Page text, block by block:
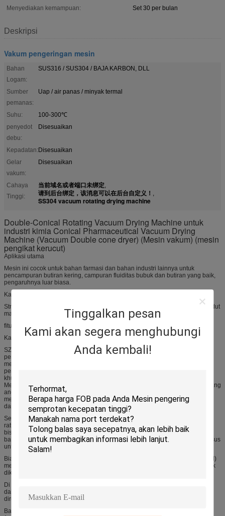
Tinggalkan pesan
Kami akan segera menghubungi
Anda kembali!
Menyediakan kemampuan:
Set 30 per bulan
Deskripsi
Vakum pengeringan mesin
Bahan
Logam:
SUS316 / SUS304 / BAJA KARBON, DLL
Sumber
pemanas:
Uap / air panas / minyak termal
Suhu:
100-300℃
penyedot
debu:
Disesuaikan
Kepadatan:Disesuaikan
Gelar
vakum:
Disesuaikan
Cahaya
Tinggi:
当前域名或者端口未绑定,
请到后台绑定，该消息可以在后台自定义！ ,
SS304 vacuum rotating drying machine
Double-Conical Rotating Vacuum Drying Machine untuk
industri kimia Conical Pharmaceutical Vacuum Drying
Machine (Vacuum Double cone dryer) (Mesin vakum) (mesin
pengikat kerucut)
Aplikasi utama
Mesin ini cocok untuk bahan farmasi dan bahan industri lainnya untuk
pencampuran butiran kering, campuran fluiditas bubuk dan butiran yang baik,
pengaruhnya luar biasa.
Karakteristik
Struktur unik pencampuran barel, efisiensi pencampuran tinggi, tidak ada sudut
mati, pencampuran seragam.
fitur
Kata pengantar
SZG Series Conical Vacuum Dryer adalah generasi baru perangkat
pengeringan yang dikembangkan oleh perusahaan kami atas dasar
menggabungkan teknologi peralatan serupa. Ini memiliki dua cara
penghubung, sabuk atau rantai. Oleh karena itu stabil dalam operasi. Desain
khusus menjamin dua poros untuk mewujudkan konsentrisitas yang baik.
Media panas dan sistem vakum semuanya mengadopsi konektor berputar yang
andal dengan teknologi dari Amerika Serikat. Atas dasar ini, kami juga
mengembangkan SZG-A. Ini bisa melakukan perubahan kecepatan menara
dan kontrol suhu konstan.
Sebagai perusahaan khusus di industri pengeringan, kami menyediakan
ratusan set untuk pelanggan setiap tahunnya. Sedangkan untuk media kerja,
bisa berupa minyak panas atau uap atau air panas. Untuk mengeringkan
bahan baku perekat, kami telah merancang penyangga pelat pengaduk khusus
untuk Anda. Terbesar mungkin 8000L.
Biarkan sumber panas (misalnya, uap bertekanan rendah atau minyak termal)
melewati jaket yang disegel. Panas akan ditransmisikan ke bahan baku untuk
dikeringkan melalui cangkang dalam;
Di bawah penggerak daya, tangki diputar perlahan dan bahan bakunya di
dalamnya dicampur terus menerus. Tujuan pengeringan diperkuat dapat
direalisasikan;
Bahan bakunya kosong. Penurunan tekanan uap membuat kelembaban